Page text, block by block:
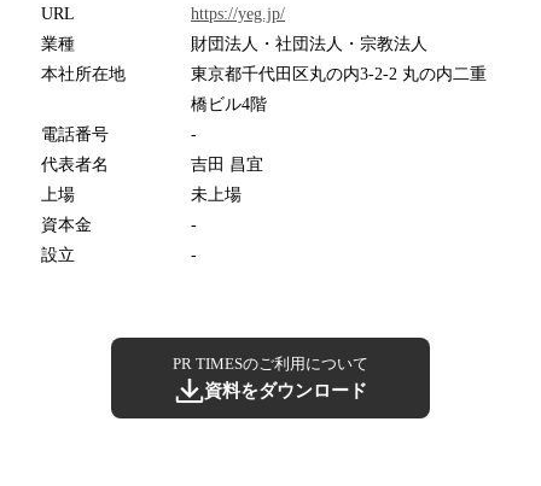
URL
https://yeg.jp/
業種
財団法人・社団法人・宗教法人
本社所在地
東京都千代田区丸の内3-2-2 丸の内二重
橋ビル4階
電話番号
-
代表者名
吉田 昌宜
上場
未上場
資本金
-
設立
-
PR TIMESのご利用について
資料をダウンロード